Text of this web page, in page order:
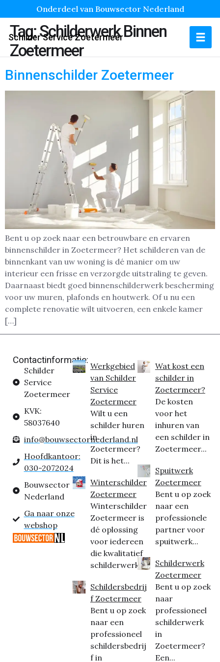
Onderdeel van Bouwsector Nederland
Schilder Service Zoetermeer
Tag:Schilderwerk Binnen
Zoetermeer
Binnenschilder Zoetermeer
Bent u op zoek naar een betrouwbare en ervaren
binnenschilder in Zoetermeer? Het schilderen van de
binnenkant van uw woning is dé manier om uw
interieur een frisse en verzorgde uitstraling te geven.
Daarnaast biedt goed binnenschilderwerk bescherming
voor uw muren, plafonds en houtwerk. Of u nu een
complete renovatie wilt uitvoeren, een enkele kamer
[…]
Contactinformatie:
Schilder
Service
Zoetermeer
KVK:
58037640
info@bouwsectornederland.nl
Hoofdkantoor:
030-2072024
Bouwsector
Nederland
Ga naar onze
webshop
Werkgebied
van Schilder
Service
Zoetermeer
Wilt u een
schilder huren
in
Zoetermeer?
Dit is het...
Winterschilder
Zoetermeer
Winterschilder
Zoetermeer is
dé oplossing
voor iedereen
die kwalitatief
schilderwerk...
Schildersbedrij
f Zoetermeer
Bent u op zoek
naar een
professioneel
schildersbedrij
f in
Wat kost een
schilder in
Zoetermeer?
De kosten
voor het
inhuren van
een schilder in
Zoetermeer...
Spuitwerk
Zoetermeer
Bent u op zoek
naar een
professionele
partner voor
spuitwerk...
Schilderwerk
Zoetermeer
Bent u op zoek
naar
professioneel
schilderwerk
in
Zoetermeer?
Een...